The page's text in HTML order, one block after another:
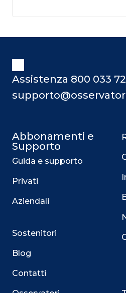
Assistenza 800 033
Abbonamenti e
Supporto
Guida e supporto
Privati
Aziendali
Sostenitori
Blog
Contatti